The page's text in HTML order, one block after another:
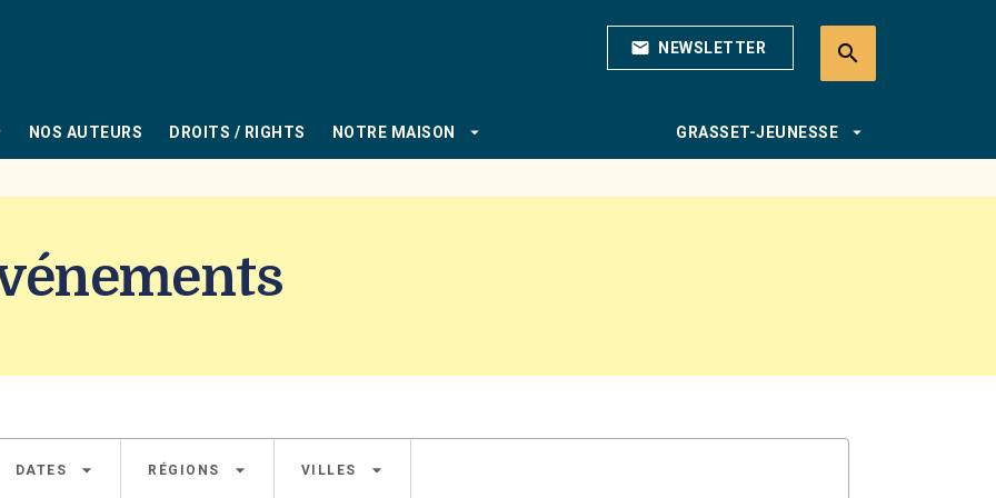
mail NEWSLETTER search
NOS AUTEURS DROITS / RIGHTS NOTRE MAISON arrow_drop_down GRASSET-JEUNESSE arrow_drop_down
DATES arrow_drop_down RÉGIONS arrow_drop_down VILLES arrow_drop_down